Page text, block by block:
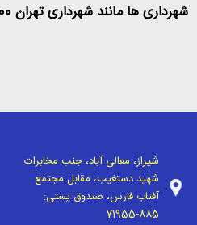
شهرداری ها مانند شهرداری تهران 100 مبلغ پروانه را رایگان کرده‌اند
شیراز، معالی آباد، جنب مخابرات
شهید دستغیب، مقابل مجتمع
آفتاب فارس، صندوق پستی:
71955-885